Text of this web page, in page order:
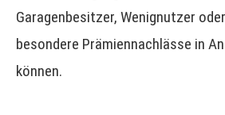
Garagenbesitzer, Wenignutzer
besondere Prämiennachlässe in
können.